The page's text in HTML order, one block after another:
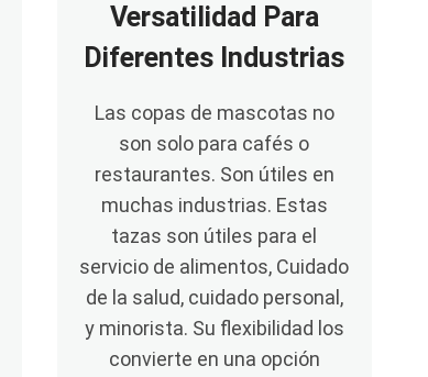
Versatilidad Para
Diferentes Industrias
Las copas de mascotas no
son solo para cafés o
restaurantes. Son útiles en
muchas industrias. Estas
tazas son útiles para el
servicio de alimentos, Cuidado
de la salud, cuidado personal,
y minorista. Su flexibilidad los
convierte en una opción